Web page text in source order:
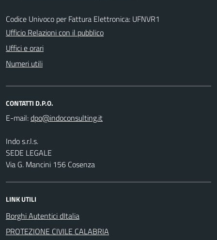
Codice Univoco per Fattura Elettronica: UFNVR1
Ufficio Relazioni con il pubblico
Uffici e orari
Numeri utili
CONTATTI D.P.O.
E-mail:
Indo s.r.l.s.
SEDE LEGALE
Via G. Mancini 156 Cosenza
LINK UTILI
Borghi Autentici dItalia
PROTEZIONE CIVILE CALABRIA